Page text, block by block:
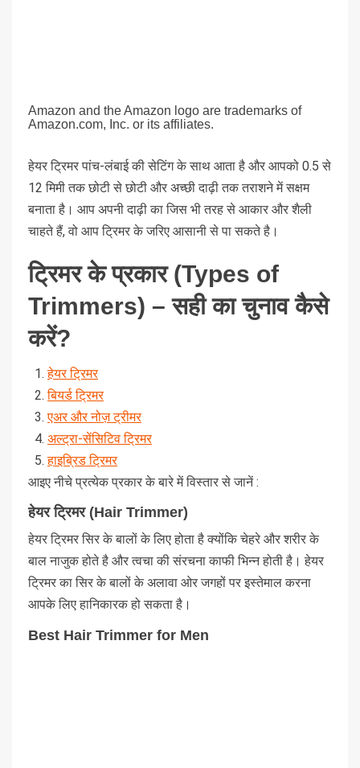
Amazon and the Amazon logo are trademarks of
Amazon.com, Inc. or its affiliates.
हेयर ट्रिमर पांच-लंबाई की सेटिंग के साथ आता है और आपको 0.5 से
12 मिमी तक छोटी से छोटी और अच्छी दाढ़ी तक तराशने में सक्षम
बनाता है। आप अपनी दाढ़ी का जिस भी तरह से आकार और शैली
चाहते हैं, वो आप ट्रिमर के जरिए आसानी से पा सकते है।
ट्रिमर के प्रकार (Types of
Trimmers) – सही का चुनाव कैसे
करें?
हेयर ट्रिमर
बियर्ड ट्रिमर
एअर और नोज़ ट्रीमर
अल्ट्रा-सेंसिटिव ट्रिमर
हाइब्रिड ट्रिमर
आइए नीचे प्रत्येक प्रकार के बारे में विस्तार से जानें :
हेयर ट्रिमर (Hair Trimmer)
हेयर ट्रिमर सिर के बालों के लिए होता है क्योंकि चेहरे और शरीर के
बाल नाजुक होते है और त्वचा की संरचना काफी भिन्न होती है। हेयर
ट्रिमर का सिर के बालों के अलावा ओर जगहों पर इस्तेमाल करना
आपके लिए हानिकारक हो सकता है।
Best Hair Trimmer for Men